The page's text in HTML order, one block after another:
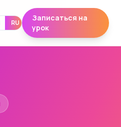
RU
Записаться на
урок